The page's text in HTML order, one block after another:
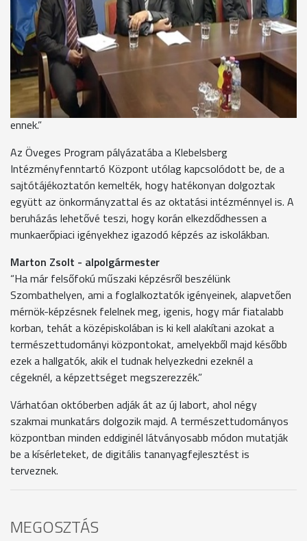
Módos Tibor - igazgató, Kanizsai Dorottya Gimnázium
“Egy lényeges eleme van, hogy ez a fejlesztés lehúzódik az
általános iskolák számára is, ami azt jelenti, hogy az
alapozás, a természettudományos alapozás már
megkezdődhet magas szinten az általános iskolák
közreműködésével. Ez nekünk nagyon fontos, hiszen
nyilvánvaló, hogy lehet és lesz is folytatása középiskolában
ennek.”
Az Öveges Program pályázatába a Klebelsberg
Intézményfenntartó Központ utólag kapcsolódott be, de a
sajtótájékoztatón kemelték, hogy hatékonyan dolgoztak
együtt az önkormányzattal és az oktatási intézménnyel is. A
beruházás lehetővé teszi, hogy korán elkezdődhessen a
munkaerőpiaci igényekhez igazodó képzés az iskolákban.
Marton Zsolt - alpolgármester
“Ha már felsőfokú műszaki képzésről beszélünk
Szombathelyen, ami a foglalkoztatók igényeinek, alapvetően
mérnök-képzésnek felelnek meg, igenis, hogy már fiatalabb
korban, tehát a középiskolában is ki kell alakítani azokat a
természettudományi központokat, amelyekből majd később
ezek a hallgatók, akik el tudnak helyezkedni ezeknél a
cégeknél, a képzettséget megszerezzék.”
Várhatóan októberben adják át az új labort, ahol négy
szakmai munkatárs dolgozik majd. A természettudományos
központban minden eddiginél látványosabb módon mutatják
be a kísérleteket, de digitális tananyagfejlesztést is
terveznek.
MEGOSZTÁS